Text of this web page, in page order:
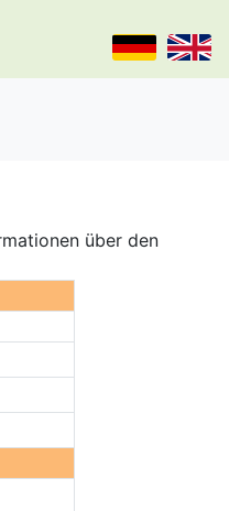
über den